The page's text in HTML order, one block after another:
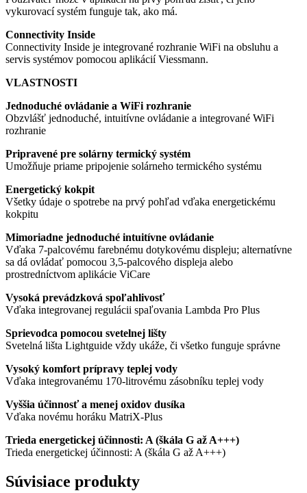
vykurovací systém funguje tak, ako má.
Connectivity Inside
Connectivity Inside je integrované rozhranie WiFi na obsluhu a
servis systémov pomocou aplikácií Viessmann.
VLASTNOSTI
Jednoduché ovládanie a WiFi rozhranie
Obzvlášť jednoduché, intuitívne ovládanie a integrované WiFi
rozhranie
Pripravené pre solárny termický systém
Umožňuje priame pripojenie solárneho termického systému
Energetický kokpit
Všetky údaje o spotrebe na prvý pohľad vďaka energetickému
kokpitu
Mimoriadne jednoduché intuitívne ovládanie
Vďaka 7-palcovému farebnému dotykovému displeju; alternatívne
sa dá ovládať pomocou 3,5-palcového displeja alebo
prostredníctvom aplikácie ViCare
Vysoká prevádzková spoľahlivosť
Vďaka integrovanej regulácii spaľovania Lambda Pro Plus
Sprievodca pomocou svetelnej lišty
Svetelná lišta Lightguide vždy ukáže, či všetko funguje správne
Vysoký komfort prípravy teplej vody
Vďaka integrovanému 170-litrovému zásobníku teplej vody
Vyššia účinnosť a menej oxidov dusíka
Vďaka novému horáku MatriX-Plus
Trieda energetickej účinnosti: A (škála G až A+++)
Trieda energetickej účinnosti: A (škála G až A+++)
Súvisiace produkty